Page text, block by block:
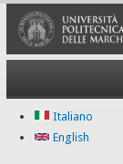
Italiano
English